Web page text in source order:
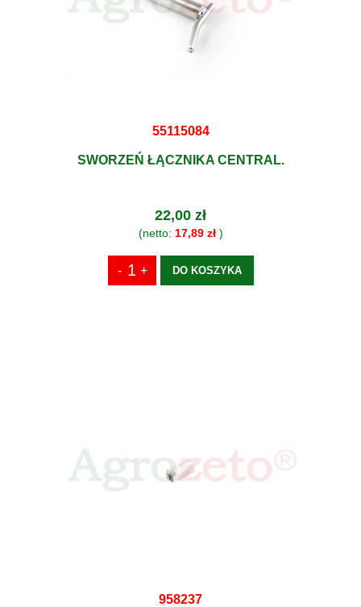
55115084
SWORZEŃ ŁĄCZNIKA CENTRAL.
22,00 zł
(netto: 17,89 zł)
DO KOSZYKA
958237